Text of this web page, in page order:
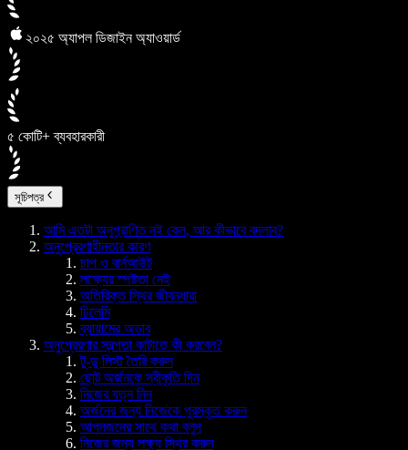
২০২৫ অ্যাপল ডিজাইন অ্যাওয়ার্ড
৫ কোটি+ ব্যবহারকারী
সূচিপত্র
আমি এতটা অনুপ্রাণিত নই কেন, আর কীভাবে বদলাব?
অনুপ্রেরণাহীনতার কারণ
চাপ ও বার্নআউট
লক্ষ্যের স্পষ্টতা নেই
অতিরিক্ত স্থির জীবনধারা
ঢিলেমি
ব্যায়ামের অভাব
অনুপ্রেরণার স্বল্পতা কাটাতে কী করবেন?
টু-ডু লিস্ট তৈরি করুন
ছোট অর্জনকে স্বীকৃতি দিন
নিজের যত্ন নিন
অর্জনের জন্য নিজেকে পুরস্কৃত করুন
আপনজনের সাথে কথা বলুন
নিজের জন্য লক্ষ্য স্থির করুন